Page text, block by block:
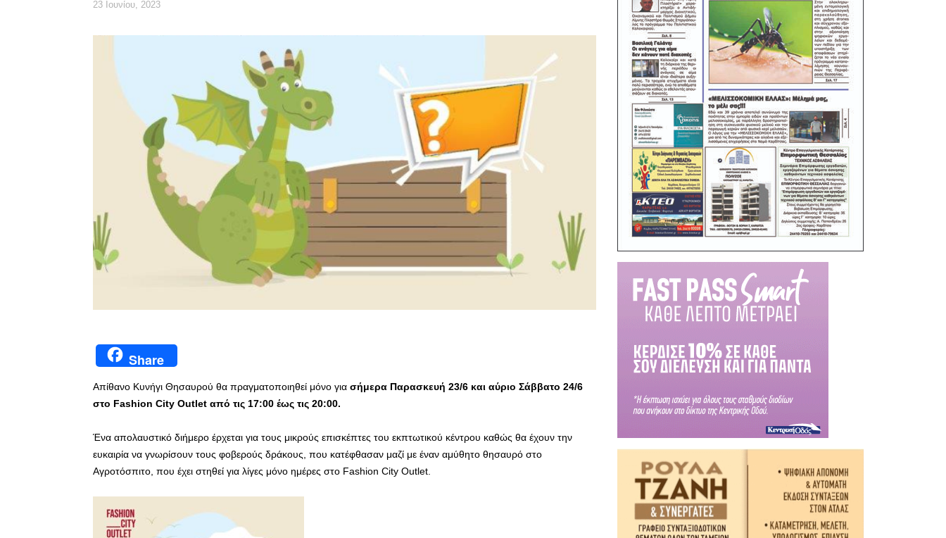
23 Ιουνίου, 2023
Share
Απίθανο Κυνήγι Θησαυρού θα πραγματοποιηθεί μόνο για σήμερα Παρασκευή 23/6 και αύριο Σάββατο 24/6
στο Fashion City Outlet από τις 17:00 έως τις 20:00.
Ένα απολαυστικό διήμερο έρχεται για τους μικρούς επισκέπτες του εκπτωτικού κέντρου καθώς θα έχουν την
ευκαιρία να γνωρίσουν τους φοβερούς δράκους, που κατέφθασαν μαζί με έναν αμύθητο θησαυρό στο
Αγροτόσπιτο, που έχει στηθεί για λίγες μόνο ημέρες στο Fashion City Outlet.